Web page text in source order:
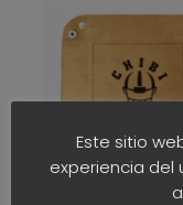
Este sitio
experiencia del